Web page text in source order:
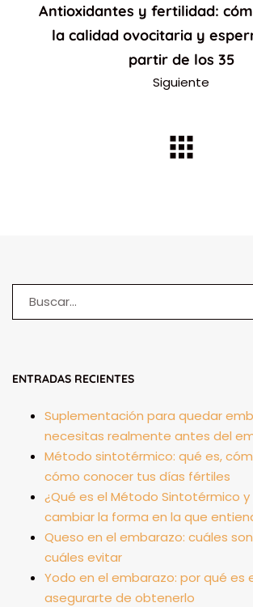
Antioxidantes y fertilidad:
la calidad ovocitaria y
partir de los 35
Siguiente
ENTRADAS RECIENTES
Suplementación para quedar
necesitas realmente antes del
Método sintotérmico: qué es,
cómo conocer tus días fértiles
¿Qué es el Método Sintotérmico
cambiar la forma en la que
Queso en el embarazo: cuáles
cuáles evitar
Yodo en el embarazo: por qué es
asegurarte de obtenerlo